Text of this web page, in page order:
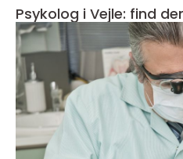
Psykolog i Vejle: find